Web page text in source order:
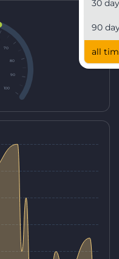
30
90
all
70
80
90
100